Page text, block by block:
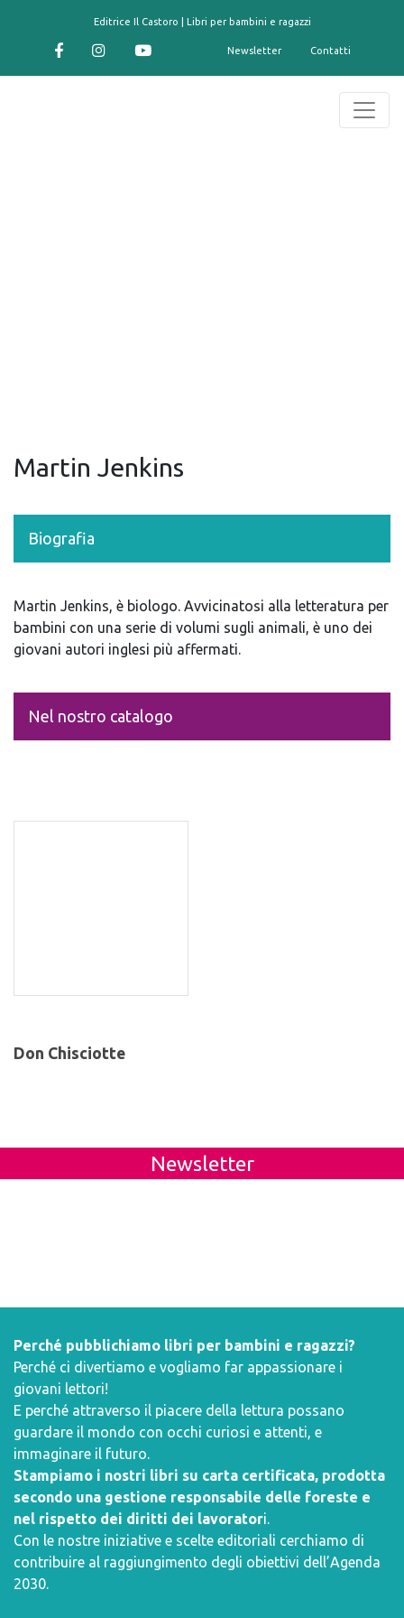
Editrice Il Castoro | Libri per bambini e ragazzi
Newsletter Contatti
Martin Jenkins
Biografia
Martin Jenkins, è biologo. Avvicinatosi alla letteratura per
bambini con una serie di volumi sugli animali, è uno dei
giovani autori inglesi più affermati.
Nel nostro catalogo
Don Chisciotte
Newsletter
Perché pubblichiamo libri per bambini e ragazzi?
Perché ci divertiamo e vogliamo far appassionare i
giovani lettori!
E perché attraverso il piacere della lettura possano
guardare il mondo con occhi curiosi e attenti, e
immaginare il futuro.
Stampiamo i nostri libri su carta certificata, prodotta
secondo una gestione responsabile delle foreste e
nel rispetto dei diritti dei lavoratori.
Con le nostre iniziative e scelte editoriali cerchiamo di
contribuire al raggiungimento degli obiettivi dell’Agenda
2030.